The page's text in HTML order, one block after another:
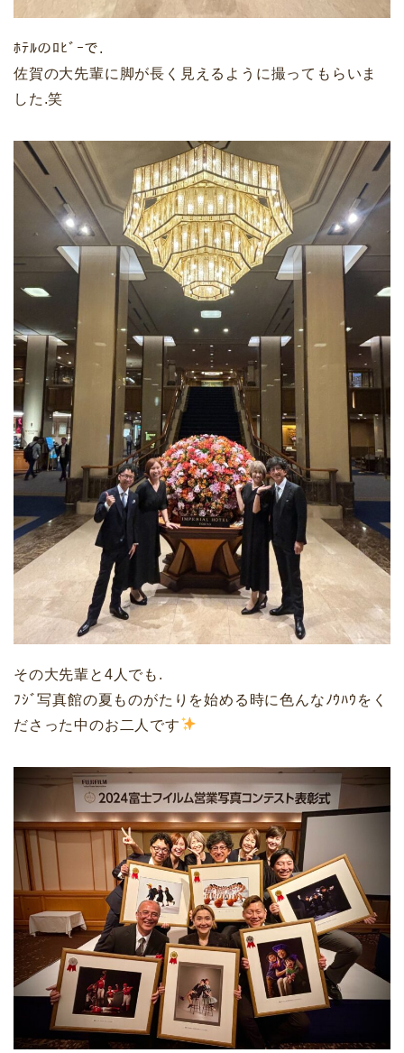
ﾎﾃﾙのﾛﾋﾞｰで.
佐賀の大先輩に脚が長く見えるように撮ってもらいま
した.笑
その大先輩と4人でも.
ﾌｼﾞ写真館の夏ものがたりを始める時に色んなﾉｳﾊｳをく
ださった中のお二人です